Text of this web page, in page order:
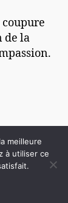
coupure
de la
faire
meilleure
à utiliser ce